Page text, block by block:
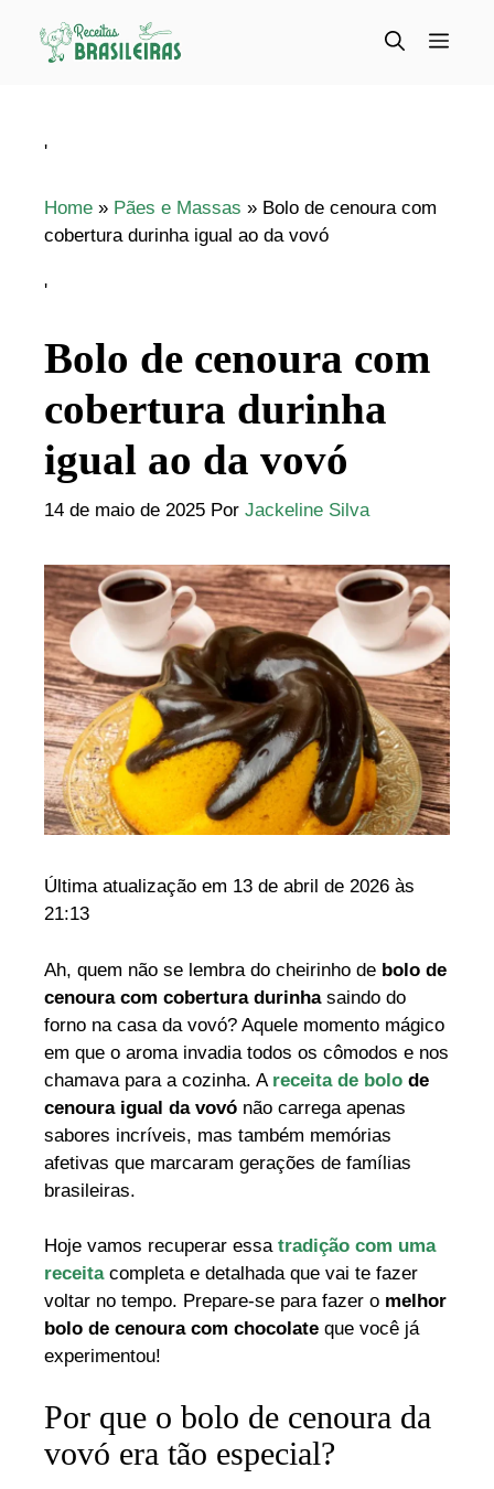
Menu
'
Home » Pães e Massas » Bolo de cenoura com
cobertura durinha igual ao da vovó
'
Bolo de cenoura com
cobertura durinha
igual ao da vovó
14 de maio de 2025 Por Jackeline Silva
Última atualização em 13 de abril de 2026 às
21:13
Ah, quem não se lembra do cheirinho de bolo de
cenoura com cobertura durinhasaindo do
forno na casa da vovó? Aquele momento mágico
em que o aroma invadia todos os cômodos e nos
chamava para a cozinha. A receita de bolo de
cenoura igual da vovó não carrega apenas
sabores incríveis, mas também memórias
afetivas que marcaram gerações de famílias
brasileiras.
Hoje vamos recuperar essa tradição com uma
receitacompleta e detalhada que vai te fazer
voltar no tempo. Prepare-se para fazer o melhor
bolo de cenoura com chocolate que você já
experimentou!
Por que o bolo de cenoura da
vovó era tão especial?